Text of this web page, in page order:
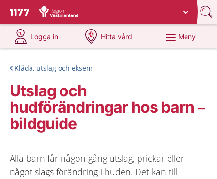
Till startsidan för 1177
Du har valt region
Logga in
på 1177.se
Hitta vård
på 1177.se
Meny
Klåda, utslag och eksem
Utslag och
hudförändringar hos barn –
bildguide
Alla barn får någon gång utslag, prickar eller
något slags förändring i huden. Det kan till